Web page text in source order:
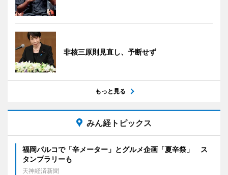
非核三原則見直し、予断せず
もっと見る
みん経トピックス
福岡パルコで「辛メーター」とグルメ企画「夏辛祭」 ス
タンプラリーも
天神経済新聞